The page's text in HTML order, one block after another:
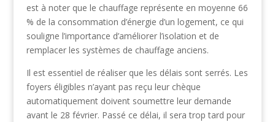
est à noter que le chauffage représente en moyenne 66
% de la consommation d’énergie d’un logement, ce qui
souligne l’importance d’améliorer l’isolation et de
remplacer les systèmes de chauffage anciens.
Il est essentiel de réaliser que les délais sont serrés. Les
foyers éligibles n’ayant pas reçu leur chèque
automatiquement doivent soumettre leur demande
avant le 28 février. Passé ce délai, il sera trop tard pour